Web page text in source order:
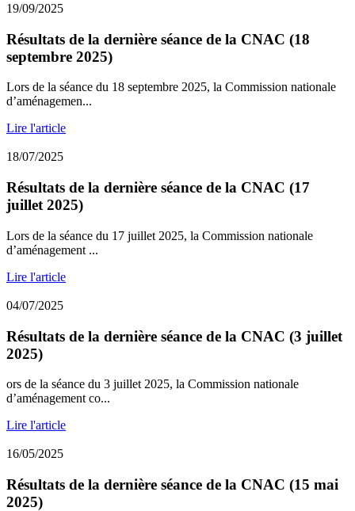
19/09/2025
Résultats de la dernière séance de la CNAC (18
septembre 2025)
Lors de la séance du 18 septembre 2025, la Commission nationale
d’aménagemen...
Lire l'article
18/07/2025
Résultats de la dernière séance de la CNAC (17
juillet 2025)
Lors de la séance du 17 juillet 2025, la Commission nationale
d’aménagement ...
Lire l'article
04/07/2025
Résultats de la dernière séance de la CNAC (3 juillet
2025)
ors de la séance du 3 juillet 2025, la Commission nationale
d’aménagement co...
Lire l'article
16/05/2025
Résultats de la dernière séance de la CNAC (15 mai
2025)